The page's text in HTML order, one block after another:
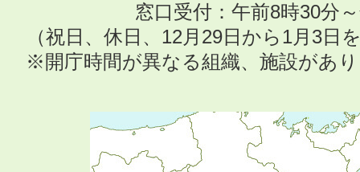
窓口受付：午前8時30分
（祝日、休日、12月29日から1月3日
※開庁時間が異なる組織、施設があ